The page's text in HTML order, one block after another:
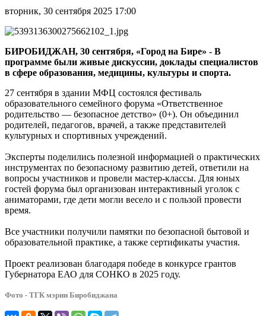
детство»
прошёл
в
ЕАО
(0+)
вторник, 30 сентября 2025 17:00
БИРОБИДЖАН, 30 сентября, «Город на Бире» - В
программе были живые дискуссии, доклады специалистов
в сфере образования, медицины, культуры и спорта.
27 сентября в здании МФЦ состоялся фестиваль
образовательного семейного форума «Ответственное
родительство — безопасное детство» (0+). Он объединил
родителей, педагогов, врачей, а также представителей
культурных и спортивных учреждений.
Эксперты поделились полезной информацией о практических
инструментах по безопасному развитию детей, ответили на
вопросы участников и провели мастер-классы. Для юных
гостей форума был организован интерактивный уголок с
аниматорами, где дети могли весело и с пользой провести
время.
Все участники получили памятки по безопасной бытовой и
образовательной практике, а также сертификаты участия.
Проект реализован благодаря победе в конкурсе грантов
Губернатора ЕАО для СОНКО в 2025 году.
Фото - ТГК мэрии Биробиджана